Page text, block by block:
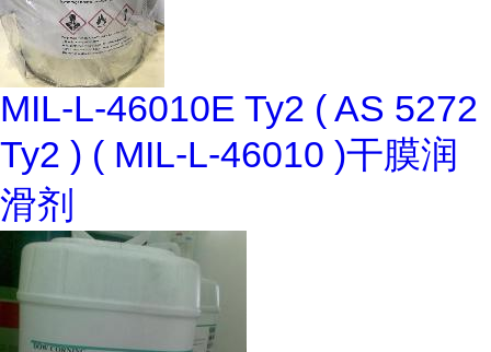
MIL-L-46010E Ty2 ( AS 5272
Ty2 ) ( MIL-L-46010 )干膜润
滑剂